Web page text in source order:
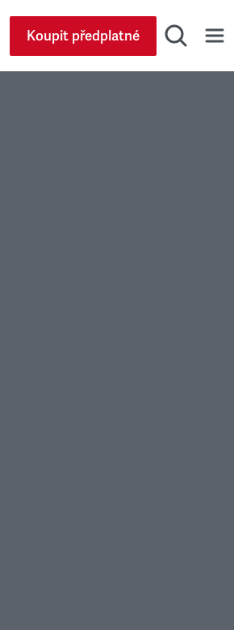
Koupit předplatné